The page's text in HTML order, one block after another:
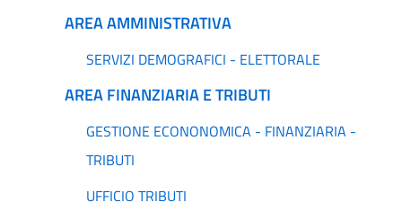
AREA AMMINISTRATIVA
SERVIZI DEMOGRAFICI - ELETTORALE
AREA FINANZIARIA E TRIBUTI
GESTIONE ECONONOMICA - FINANZIARIA -
TRIBUTI
UFFICIO TRIBUTI